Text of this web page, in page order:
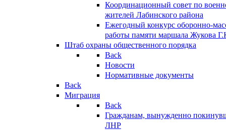
Координационный совет по
жителей Лабинского района
Ежегодный конкурс оборонно-
работы памяти маршала Жукова
Штаб охраны общественного порядка
Back
Новости
Нормативные документы
Back
Миграция
Back
Гражданам, вынужденно
ЛНР